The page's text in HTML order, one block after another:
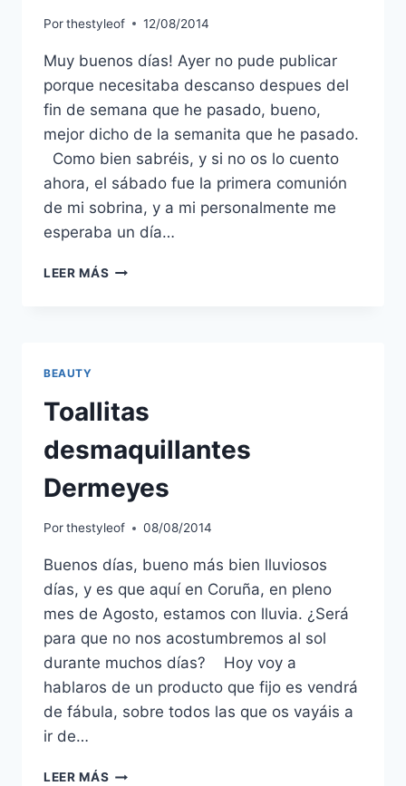
Porthestyleof 12/08/2014
Muy buenos días! Ayer no pude publicar
porque necesitaba descanso despues del
fin de semana que he pasado, bueno,
mejor dicho de la semanita que he pasado.
Como bien sabréis, y si no os lo cuento
ahora, el sábado fue la primera comunión
de mi sobrina, y a mi personalmente me
esperaba un día…
LEER MÁS OUTFIT
BEAUTY
Toallitas
desmaquillantes
Dermeyes
Porthestyleof 08/08/2014
Buenos días, bueno más bien lluviosos
días, y es que aquí en Coruña, en pleno
mes de Agosto, estamos con lluvia. ¿Será
para que no nos acostumbremos al sol
durante muchos días? Hoy voy a
hablaros de un producto que fijo es vendrá
de fábula, sobre todos las que os vayáis a
ir de…
LEER MÁS TOALLITAS